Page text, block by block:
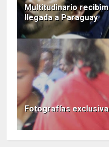
Multitudinario
llegada a Paraguay
Fotografías